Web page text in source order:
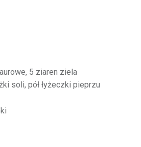
5 ziaren ziela
soli, pół łyżeczki pieprzu